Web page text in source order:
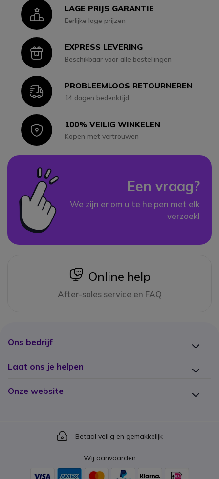
IconLAGE PRIJS GARANTIE
Eerlijke lage prijzen
IconEXPRESS LEVERING
Beschikbaar voor alle bestellingen
IconPROBLEEMLOOS RETOURNEREN
14 dagen bedenktijd
Icon100% VEILIG WINKELEN
Kopen met vertrouwen
Een vraag?
We zijn er om u te helpen met elk
verzoek!
icon
Online help
After-sales service en FAQ
Ons bedrijf
Laat ons je helpen
Onze website
Icon
Betaal veilig en gemakkelijk
Wij aanvaarden